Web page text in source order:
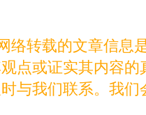
转载的文章信息
点或证实其内容
与我们联系。我